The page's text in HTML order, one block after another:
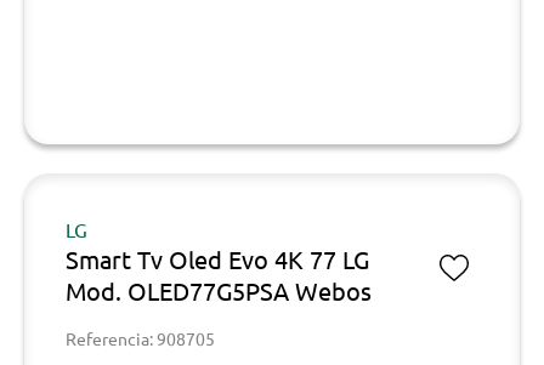
LG
Smart Tv Oled Evo 4K 77 LG
Mod. OLED77G5PSA Webos
Referencia: 908705